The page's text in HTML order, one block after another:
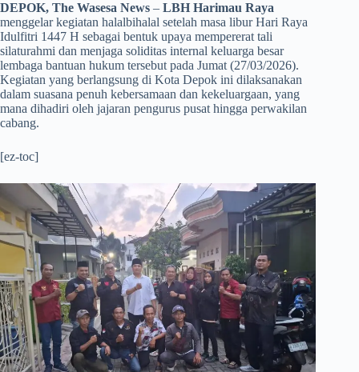
DEPOK, The Wasesa News – LBH Harimau Raya
menggelar kegiatan halalbihalal setelah masa libur Hari Raya
Idulfitri 1447 H sebagai bentuk upaya mempererat tali
silaturahmi dan menjaga soliditas internal keluarga besar
lembaga bantuan hukum tersebut pada Jumat (27/03/2026).
Kegiatan yang berlangsung di Kota Depok ini dilaksanakan
dalam suasana penuh kebersamaan dan kekeluargaan, yang
mana dihadiri oleh jajaran pengurus pusat hingga perwakilan
cabang.
[ez-toc]